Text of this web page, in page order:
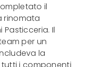
il
rinomata
Il
per un
la